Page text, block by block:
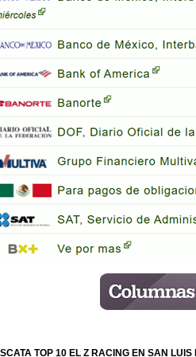
TOP 10 EL Z RACING EN SAN LUIS